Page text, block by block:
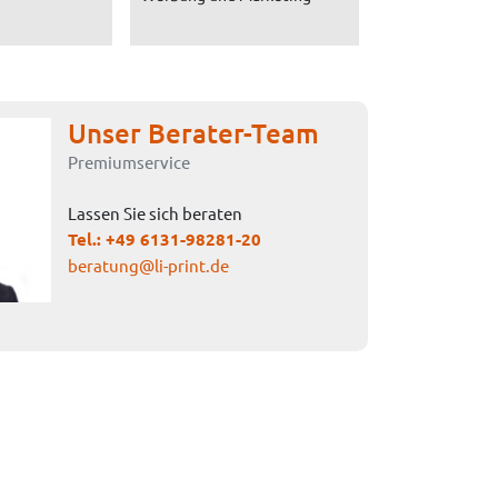
Unser Berater-Team
Premiumservice
Lassen Sie sich beraten
Tel.: +49 6131-98281-20
beratung@li-print.de